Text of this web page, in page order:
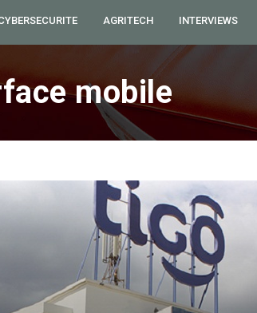
AGRITECH INTERVIEWS
mobile